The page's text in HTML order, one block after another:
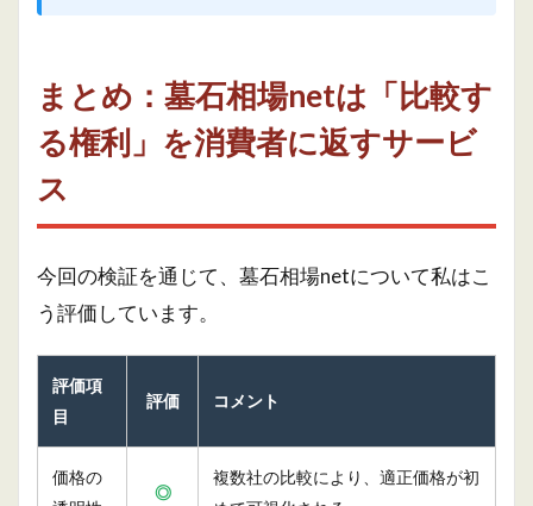
まとめ：墓石相場netは「比較す
る権利」を消費者に返すサービ
ス
今回の検証を通じて、墓石相場netについて私はこ
う評価しています。
評価項
目
評価 コメント
価格の
◎
複数社の比較により、適正価格が初